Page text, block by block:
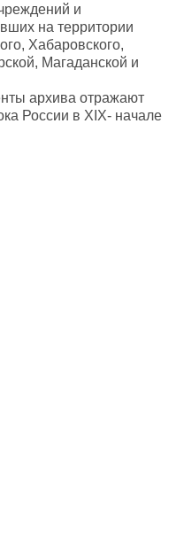
и
на территории
Хабаровского,
Магаданской и
архива отражают
России в XIX- начале